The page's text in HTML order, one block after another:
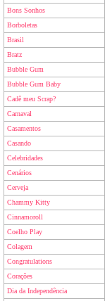
Bons Sonhos
Borboletas
Brasil
Bratz
Bubble Gum
Bubble Gum Baby
Cadê meu Scrap?
Carnaval
Casamentos
Casando
Celebridades
Cenários
Cerveja
Chammy Kitty
Cinnamoroll
Coelho Play
Colagem
Congratulations
Corações
Dia da Independência